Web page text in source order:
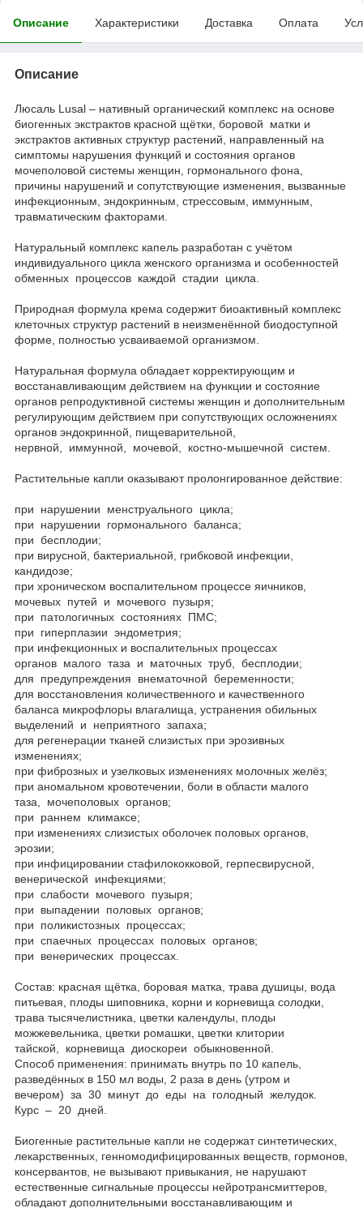
Описание Характеристики Доставка Оплата
Описание
Люсаль Lusal – нативный органический комплекс на основе
биогенных экстрактов красной щётки, боровой матки и
экстрактов активных структур растений, направленный на
симптомы нарушения функций и состояния органов
мочеполовой системы женщин, гормонального фона,
причины нарушений и сопутствующие изменения, вызванные
инфекционным, эндокринным, стрессовым, иммунным,
травматическим факторами.
Натуральный комплекс капель разработан с учётом
индивидуального цикла женского организма и особенностей
обменных процессов каждой стадии цикла.
Природная формула крема содержит биоактивный комплекс
клеточных структур растений в неизменённой биодоступной
форме, полностью усваиваемой организмом.
Натуральная формула обладает корректирующим и
восстанавливающим действием на функции и состояние
органов репродуктивной системы женщин и дополнительным
регулирующим действием при сопутствующих осложнениях
органов эндокринной, пищеварительной,
нервной, иммунной, мочевой, костно-мышечной систем.
Растительные капли оказывают пролонгированное действие:
при нарушении менструального цикла;
при нарушении гормонального баланса;
при бесплодии;
при вирусной, бактериальной, грибковой инфекции,
кандидозе;
при хроническом воспалительном процессе яичников,
мочевых путей и мочевого пузыря;
при патологичных состояниях ПМС;
при гиперплазии эндометрия;
при инфекционных и воспалительных процессах
органов малого таза и маточных труб, бесплодии;
для предупреждения внематочной беременности;
для восстановления количественного и качественного
баланса микрофлоры влагалища, устранения обильных
выделений и неприятного запаха;
для регенерации тканей слизистых при эрозивных
изменениях;
при фиброзных и узелковых изменениях молочных желёз;
при аномальном кровотечении, боли в области малого
таза, мочеполовых органов;
при раннем климаксе;
при изменениях слизистых оболочек половых органов,
эрозии;
при инфицировании стафилококковой, герпесвирусной,
венерической инфекциями;
при слабости мочевого пузыря;
при выпадении половых органов;
при поликистозных процессах;
при спаечных процессах половых органов;
при венерических процессах.
Состав: красная щётка, боровая матка, трава душицы, вода
питьевая, плоды шиповника, корни и корневища солодки,
трава тысячелистника, цветки календулы, плоды
можжевельника, цветки ромашки, цветки клитории
тайской, корневища диоскореи обыкновенной.
Способ применения: принимать внутрь по 10 капель,
разведённых в 150 мл воды, 2 раза в день (утром и
вечером) за 30 минут до еды на голодный желудок.
Курс – 20 дней.
Биогенные растительные капли не содержат синтетических,
лекарственных, генномодифицированных веществ, гормонов,
консервантов, не вызывают привыкания, не нарушают
естественные сигнальные процессы нейротрансмиттеров,
обладают дополнительными восстанавливающим и